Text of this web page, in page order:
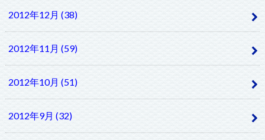
2012年12月 (38)
2012年11月 (59)
2012年10月 (51)
2012年9月 (32)